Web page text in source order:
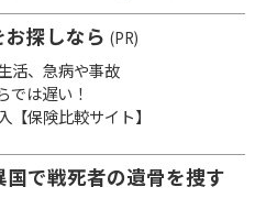
探しなら (PR)
活、急病や事故
では遅い！
【保険比較サイト】
で戦死者の遺骨を捜す